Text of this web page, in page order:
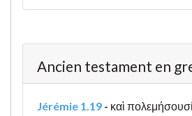
Ancien testament en
Jérémie 1.19 - καὶ